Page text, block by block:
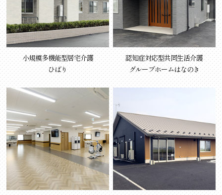
小規模多機能型居宅介護
ひばり
認知症対応型共同生活介護
グループホームはなのき